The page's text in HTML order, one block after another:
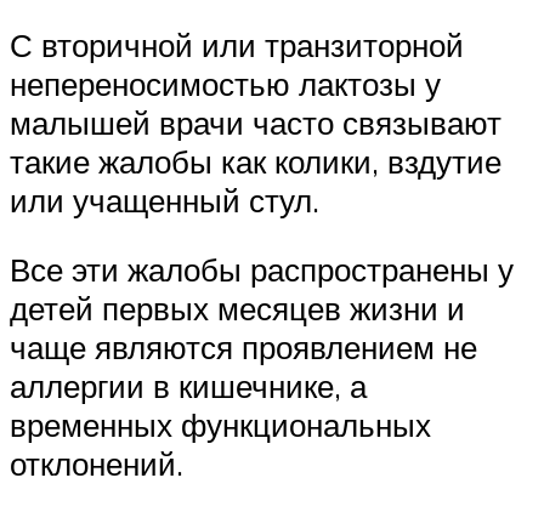
С вторичной или транзиторной
непереносимостью лактозы у
малышей врачи часто связывают
такие жалобы как колики, вздутие
или учащенный стул.
Все эти жалобы распространены у
детей первых месяцев жизни и
чаще являются проявлением не
аллергии в кишечнике, а
временных функциональных
отклонений.